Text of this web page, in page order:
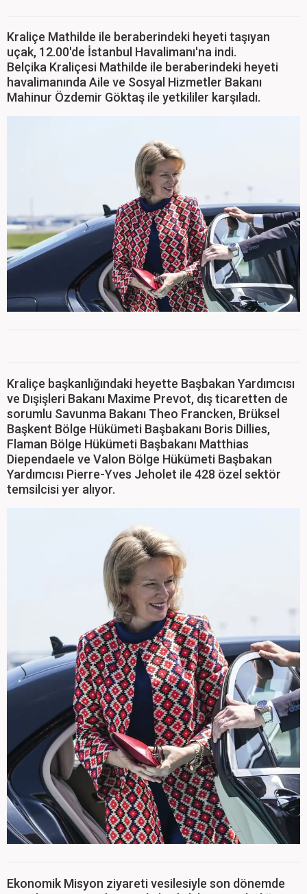
Kraliçe Mathilde ile beraberindeki heyeti taşıyan
uçak, 12.00'de İstanbul Havalimanı'na indi.
Belçika Kraliçesi Mathilde ile beraberindeki heyeti
havalimanında Aile ve Sosyal Hizmetler Bakanı
Mahinur Özdemir Göktaş ile yetkililer karşıladı.
Kraliçe başkanlığındaki heyette Başbakan Yardımcısı
ve Dışişleri Bakanı Maxime Prevot, dış ticaretten de
sorumlu Savunma Bakanı Theo Francken, Brüksel
Başkent Bölge Hükümeti Başbakanı Boris Dillies,
Flaman Bölge Hükümeti Başbakanı Matthias
Diependaele ve Valon Bölge Hükümeti Başbakan
Yardımcısı Pierre-Yves Jeholet ile 428 özel sektör
temsilcisi yer alıyor.
Ekonomik Misyon ziyareti vesilesiyle son dönemde